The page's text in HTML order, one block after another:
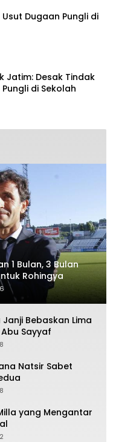
Usut Dugaan Pungli di
Jatim: Desak Tindak
di Sekolah
1 Bulan, 3 Bulan
Rohingya
Janji Bebaskan Lima
Sayyaf
Natsir Sabet
yang Mengantar